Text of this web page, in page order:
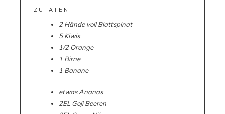
ZUTATEN
2 Hände voll Blattspinat
5 Kiwis
1/2 Orange
1 Birne
1 Banane
etwas Ananas
2EL Goji Beeren